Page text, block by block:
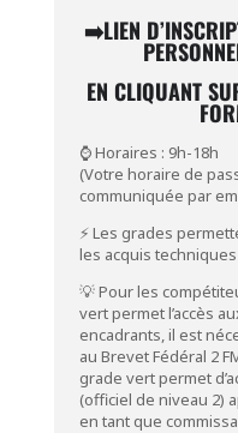
➡️LIEN
EN CLIQUANT
⌚ Horaires : 9h-18h
(Votre horaire de
communiquée par
⚡ Les grades
les acquis
💡 Pour les
vert permet l’accès
encadrants, il est
au Brevet Fédéral 2
grade vert permet
(officiel de niveau 2)
en tant que